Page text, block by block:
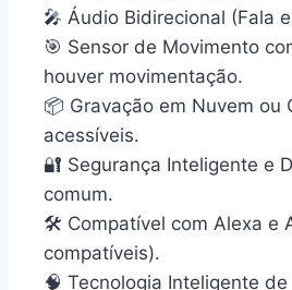
🎤 Áudio Bidirecional (Fala
🎯 Sensor de Movimento
houver movimentação.
📦 Gravação em Nuvem ou
acessíveis.
🔐 Segurança Inteligente e
comum.
🛠️ Compatível com Alexa e
compatíveis).
🧠 Tecnologia Inteligente